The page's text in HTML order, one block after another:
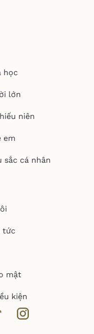
học
lớn
niên
em
sắc cá nhân
tức
mật
kiện